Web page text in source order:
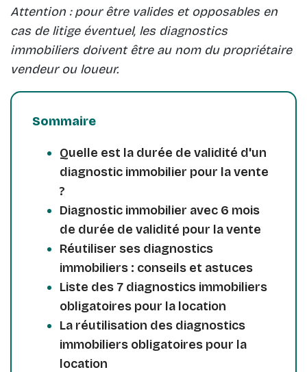
Attention : pour être valides et opposables en
cas de litige éventuel, les diagnostics
immobiliers doivent être au nom du propriétaire
vendeur ou loueur.
Sommaire
Quelle est la durée de validité d'un
diagnostic immobilier pour la vente
?
Diagnostic immobilier avec 6 mois
de durée de validité pour la vente
Réutiliser ses diagnostics
immobiliers : conseils et astuces
Liste des 7 diagnostics immobiliers
obligatoires pour la location
La réutilisation des diagnostics
immobiliers obligatoires pour la
location